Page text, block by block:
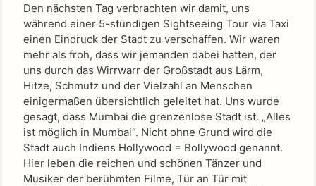
Den nächsten Tag verbrachten wir damit, uns
während einer 5-stündigen Sightseeing Tour via Taxi
einen Eindruck der Stadt zu verschaffen. Wir waren
mehr als froh, dass wir jemanden dabei hatten, der
uns durch das Wirrwarr der Großstadt aus Lärm,
Hitze, Schmutz und der Vielzahl an Menschen
einigermaßen übersichtlich geleitet hat. Uns wurde
gesagt, dass Mumbai die grenzenlose Stadt ist. „Alles
ist möglich in Mumbai“. Nicht ohne Grund wird die
Stadt auch Indiens Hollywood = Bollywood genannt.
Hier leben die reichen und schönen Tänzer und
Musiker der berühmten Filme, Tür an Tür mit